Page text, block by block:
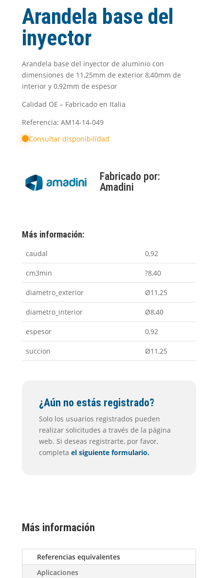
Arandela base del
inyector
Arandela base del inyector de aluminio con
dimensiones de 11,25mm de exterior 8,40mm de
interior y 0,92mm de espesor
Calidad OE – Fabricado en Italia
Referencia: AM14-14-049
Consultar disponibilidad
Fabricado por:
Amadini
Más información:
caudal 0,92
cm3min ?8,40
diametro_exterior Ø11,25
diametro_interior Ø8,40
espesor 0,92
succion Ø11,25
¿Aún no estás registrado?
Solo los usuarios registrados pueden
realizar solicitudes a través de la página
web. Si deseas registrarte, por favor,
completa el siguiente formulario.
Más información
Referencias equivalentes
Aplicaciones